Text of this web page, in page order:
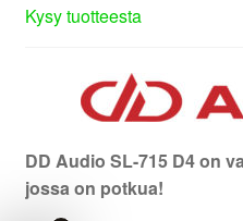
Kysy tuotteesta
DD Audio SL-715 D4 on
jossa on potkua!